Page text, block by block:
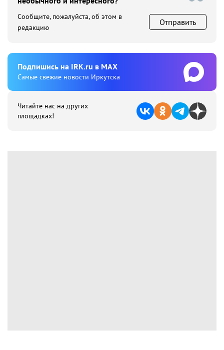
Сообщите, пожалуйста, об этом в
редакцию
Отправить
Подпишиcь на IRK.ru в MAX
Cамые свежие новости Иркутска
Читайте нас на других
площадках!